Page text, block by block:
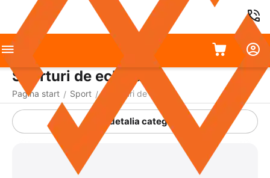
Sporturi de echipă
Pagina start / Sport / Sporturi de echipă
A detalia categoria